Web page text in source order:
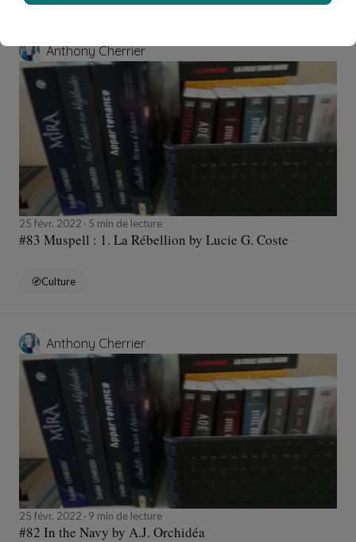
Anthony Cherrier
25 févr. 2022 5 min de lecture
#83 Muspell : 1. La Rébellion by Lucie G. Coste
Culture
Anthony Cherrier
25 févr. 2022 9 min de lecture
#82 In the Navy by A.J. Orchidéa